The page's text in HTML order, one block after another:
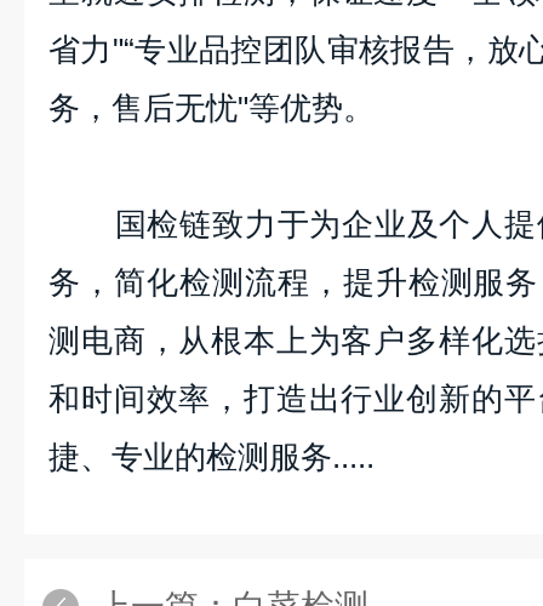
省力"“专业品控团队审核报告，放
务，售后无忧"等优势。
国检链致力于为企业及个人提
务，简化检测流程，提升检测服
测电商，从根本上为客户多样化
和时间效率，打造出行业创新的
捷、专业的检测服务.....